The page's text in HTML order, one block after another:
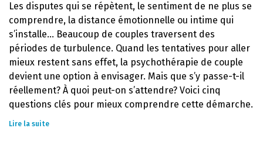
Les disputes qui se répètent, le sentiment de ne plus se
comprendre, la distance émotionnelle ou intime qui
s’installe… Beaucoup de couples traversent des
périodes de turbulence. Quand les tentatives pour aller
mieux restent sans effet, la psychothérapie de couple
devient une option à envisager. Mais que s’y passe-t-il
réellement? À quoi peut-on s’attendre? Voici cinq
questions clés pour mieux comprendre cette démarche.
Lire la suite